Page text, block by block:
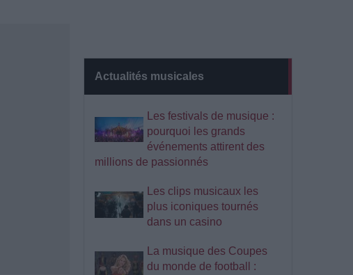
Actualités musicales
Les festivals de musique :
pourquoi les grands
événements attirent des
millions de passionnés
Les clips musicaux les
plus iconiques tournés
dans un casino
La musique des Coupes
du monde de football :